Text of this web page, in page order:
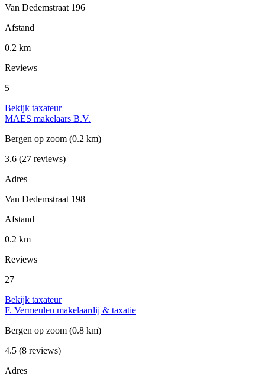
Van Dedemstraat 196
Afstand
0.2 km
Reviews
5
Bekijk taxateur
MAES makelaars B.V.
Bergen op zoom (0.2 km)
3.6 (27 reviews)
Adres
Van Dedemstraat 198
Afstand
0.2 km
Reviews
27
Bekijk taxateur
F. Vermeulen makelaardij & taxatie
Bergen op zoom (0.8 km)
4.5 (8 reviews)
Adres